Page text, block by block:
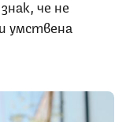
че не
умствена